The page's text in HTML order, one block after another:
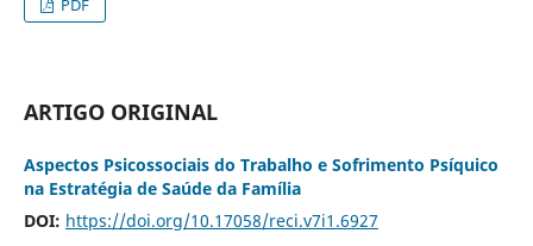
PDF
ARTIGO ORIGINAL
Aspectos Psicossociais do Trabalho e Sofrimento Psíquico
na Estratégia de Saúde da Família
DOI: https://doi.org/10.17058/reci.v7i1.6927